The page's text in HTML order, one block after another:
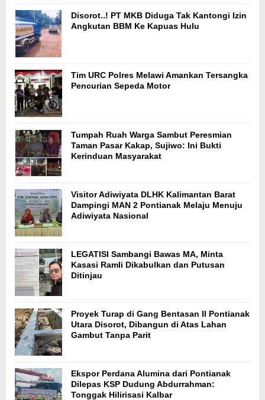
Disorot..! PT MKB Diduga Tak Kantongi Izin
Angkutan BBM Ke Kapuas Hulu
Tim URC Polres Melawi Amankan Tersangka
Pencurian Sepeda Motor
Tumpah Ruah Warga Sambut Peresmian
Taman Pasar Kakap, Sujiwo: Ini Bukti
Kerinduan Masyarakat
Visitor Adiwiyata DLHK Kalimantan Barat
Dampingi MAN 2 Pontianak Melaju Menuju
Adiwiyata Nasional
LEGATISI Sambangi Bawas MA, Minta
Kasasi Ramli Dikabulkan dan Putusan
Ditinjau
Proyek Turap di Gang Bentasan II Pontianak
Utara Disorot, Dibangun di Atas Lahan
Gambut Tanpa Parit
Ekspor Perdana Alumina dari Pontianak
Dilepas KSP Dudung Abdurrahman:
Tonggak Hilirisasi Kalbar